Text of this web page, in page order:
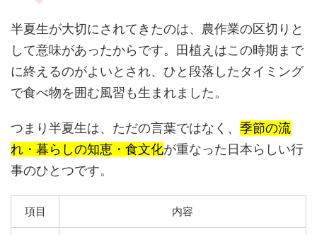
半夏生が大切にされてきたのは、農作業の区切りと
して意味があったからです。田植えはこの時期まで
に終えるのがよいとされ、ひと段落したタイミング
で食べ物を囲む風習も生まれました。
つまり半夏生は、ただの言葉ではなく、 季節の流
れ・暮らしの知恵・食文化が重なった日本らしい行
事のひとつです。
項目 内容